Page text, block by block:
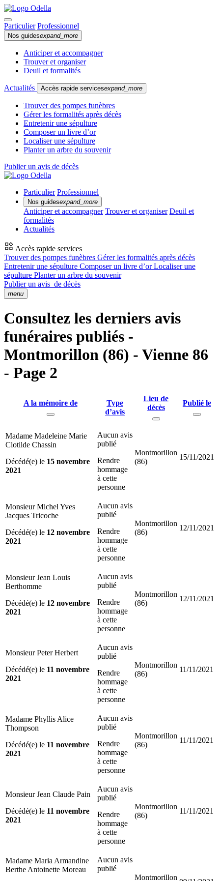
Particulier Professionnel
Nos guidesexpand_more
Anticiper et accompagner
Trouver et organiser
Deuil et formalités
Actualités Accès rapide servicesexpand_more
Trouver des pompes funèbres
Gérer les formalités après décès
Entretenir une sépulture
Composer un livre d’or
Localiser une sépulture
Planter un arbre du souvenir
Publier un avis de décès
Particulier Professionnel
Nos guidesexpand_more
Anticiper et accompagner Trouver et organiser Deuil et
formalités
Actualités
Accès rapide services
Trouver des pompes funèbres Gérer les formalités après décès
Entretenir une sépulture Composer un livre d’orLocaliser une
sépulture Planter un arbre du souvenir
Publier un avis de décès
menu
Consultez les derniers avis
funéraires publiés -
Montmorillon (86) - Vienne 86
- Page 2
A la mémoire de
Type
d’avis
Lieu de
décès
Publié le
Madame Madeleine Marie
Clotilde Chassin
Décédé(e) le 15 novembre
2021
Aucun avis
publié
Rendre
hommage
à cette
personne
Montmorillon
(86)
15/11/2021
Monsieur Michel Yves
Jacques Tricoche
Décédé(e) le 12 novembre
2021
Aucun avis
publié
Rendre
hommage
à cette
personne
Montmorillon
(86)
12/11/2021
Monsieur Jean Louis
Berthomme
Décédé(e) le 12 novembre
2021
Aucun avis
publié
Rendre
hommage
à cette
personne
Montmorillon
(86)
12/11/2021
Monsieur Peter Herbert
Décédé(e) le 11 novembre
2021
Aucun avis
publié
Rendre
hommage
à cette
personne
Montmorillon
(86)
11/11/2021
Madame Phyllis Alice
Thompson
Décédé(e) le 11 novembre
2021
Aucun avis
publié
Rendre
hommage
à cette
personne
Montmorillon
(86)
11/11/2021
Monsieur Jean Claude Pain
Décédé(e) le 11 novembre
2021
Aucun avis
publié
Rendre
hommage
à cette
personne
Montmorillon
(86)
11/11/2021
Madame Maria Armandine
Berthe Antoinette Moreau
Aucun avis
publié
Montmorillon